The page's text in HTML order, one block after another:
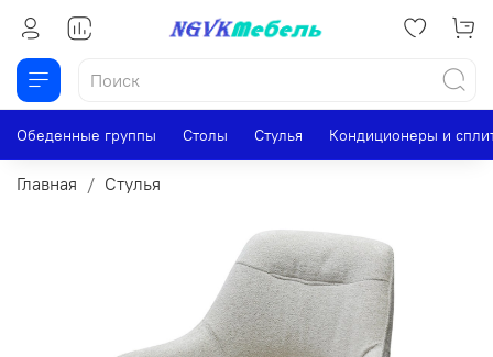
Обеденные группы Столы Стулья Кондиционеры и
Главная Стулья